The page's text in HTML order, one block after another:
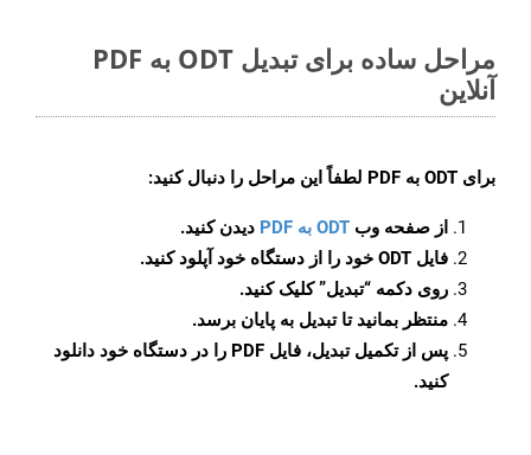
مراحل ساده برای تبدیل ODT به PDF
آنلاین
برای ODT به PDF لطفاً این مراحل را دنبال کنید:
از صفحه وب ODT به PDF
دیدن کنید.
فایل ODT خود را از دستگاه خود آپلود کنید.
روی دکمه “تبدیل”کلیک کنید.
منتظر بمانید تا تبدیل به پایان برسد.
پس از تکمیل تبدیل، فایل PDF را در دستگاه خود دانلود
کنید.